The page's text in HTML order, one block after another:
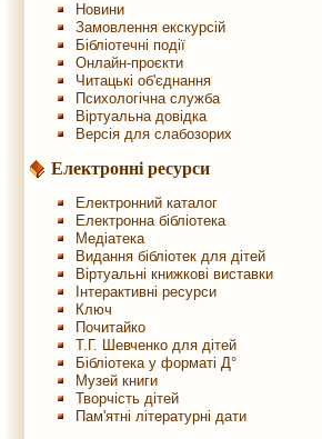
Новини
Замовлення екскурсій
Бібліотечні події
Онлайн-проєкти
Читацькі об'єднання
Психологічна служба
Віртуальна довідка
Версія для слабозорих
Електронні ресурси
Електронний каталог
Електронна бібліотека
Медіатека
Видання бібліотек для дітей
Віртуальні книжкові виставки
Інтерактивні ресурси
Ключ
Почитайко
Т.Г. Шевченко для дітей
Бібліотека у форматі Д°
Музей книги
Творчість дітей
Пам'ятні літературні дати